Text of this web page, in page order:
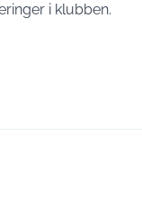
i klubben.